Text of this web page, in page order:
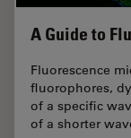
A Guide to
Fluorescence
fluorophores,
of a specific
of a shorter